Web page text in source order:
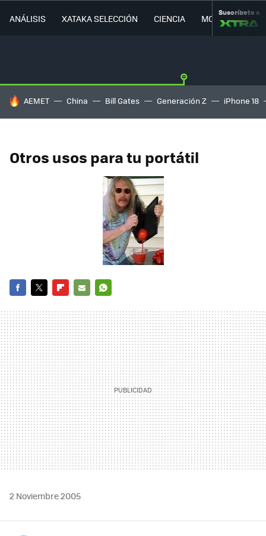
ANÁLISIS XATAKA SELECCIÓN CIENCIA MOVILIDAD
Suscríbete a
HOY SE HABLA DE
AEMET China Bill Gates Generación Z iPhone 18
Otros usos para tu portátil
MAIL
2 Noviembre 2005